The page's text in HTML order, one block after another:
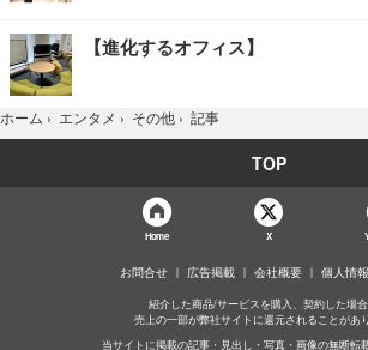
【進化するオフィス】
ホーム › エンタメ › その他 › 記事
TOP
Home X
お問合せ 広告掲載 会社概要 個人情
紹介した商品/サービスを購入、契約した場合
売上の一部が弊社サイトに還元されることがあり
当サイトに掲載の記事・見出し・写真・画像の無断転